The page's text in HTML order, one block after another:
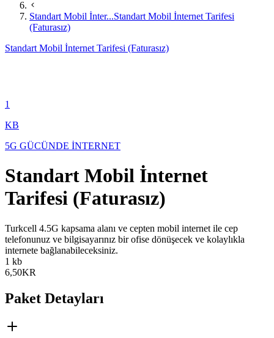
Standart Mobil İnter...Standart Mobil İnternet Tarifesi
(Faturasız)
Standart Mobil İnternet Tarifesi (Faturasız)
1
KB
5G GÜCÜNDE İNTERNET
Standart Mobil İnternet
Tarifesi (Faturasız)
Turkcell 4.5G kapsama alanı ve cepten mobil internet ile cep
telefonunuz ve bilgisayarınız bir ofise dönüşecek ve kolaylıkla
internete bağlanabileceksiniz.
1 kb
6,50KR
Paket Detayları